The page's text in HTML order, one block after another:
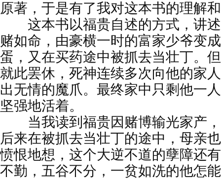
原著，于是有了我对这本书的理解
这本书以福贵自述的方式，讲述
赌如命，由豪横一时的富家少爷变
蛋，又在买药途中被抓去当壮丁。
就此罢休，死神连续多次向他的家
出无情的魔爪。最终家中只剩他一
坚强地活着。
当我读到福贵因赌博输光家产，
后来在被抓去当壮丁的途中，母亲
愤恨地想，这个大逆不道的孽障还
不勤，五谷不分，一贫如洗的他怎